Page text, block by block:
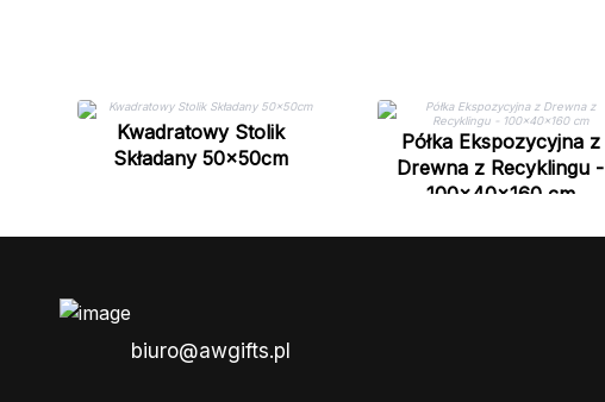
Kwadratowy Stolik
Składany 50x50cm
Półka Ekspozycyjna z
Drewna z Recyklingu -
100x40x160 cm
biuro@awgifts.pl